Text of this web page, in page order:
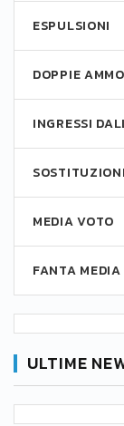
ESPULSIONI
DOPPIE
INGRESSI
SOSTITUZIONI
MEDIA VOTO
FANTA MEDIA
ULTIME